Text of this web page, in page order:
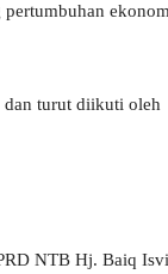
dan turut diikuti oleh
NTB Hj. Baiq